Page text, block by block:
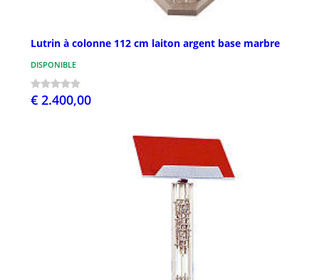
Lutrin à colonne 112 cm laiton argent base marbre
DISPONIBLE
€ 2.400,00